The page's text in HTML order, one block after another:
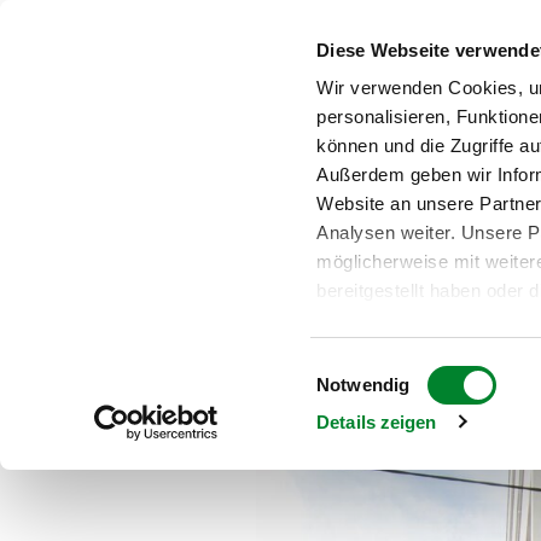
Diese Webseite
Wir verwenden Cookies,
personalisieren,
können und die Zugriffe
Außerdem geben wir
Website an unsere
Analysen weiter. Unsere
möglicherweise mit
bereitgestellt haben oder
in den USA. Die
einen
Datenschutzniveau für
bescheinigt. Sowohl die
auch weitere
Einwilligungsauswahl
Notwendig
Details zeigen
Zum Auftakt des Projekts
Kunstsammlung der